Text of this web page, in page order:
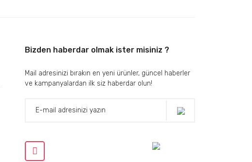
Bizden haberdar olmak ister misiniz ?
Mail adresinizi bırakın en yeni ürünler, güncel haberler
ve kampanyalardan ilk siz haberdar olun!